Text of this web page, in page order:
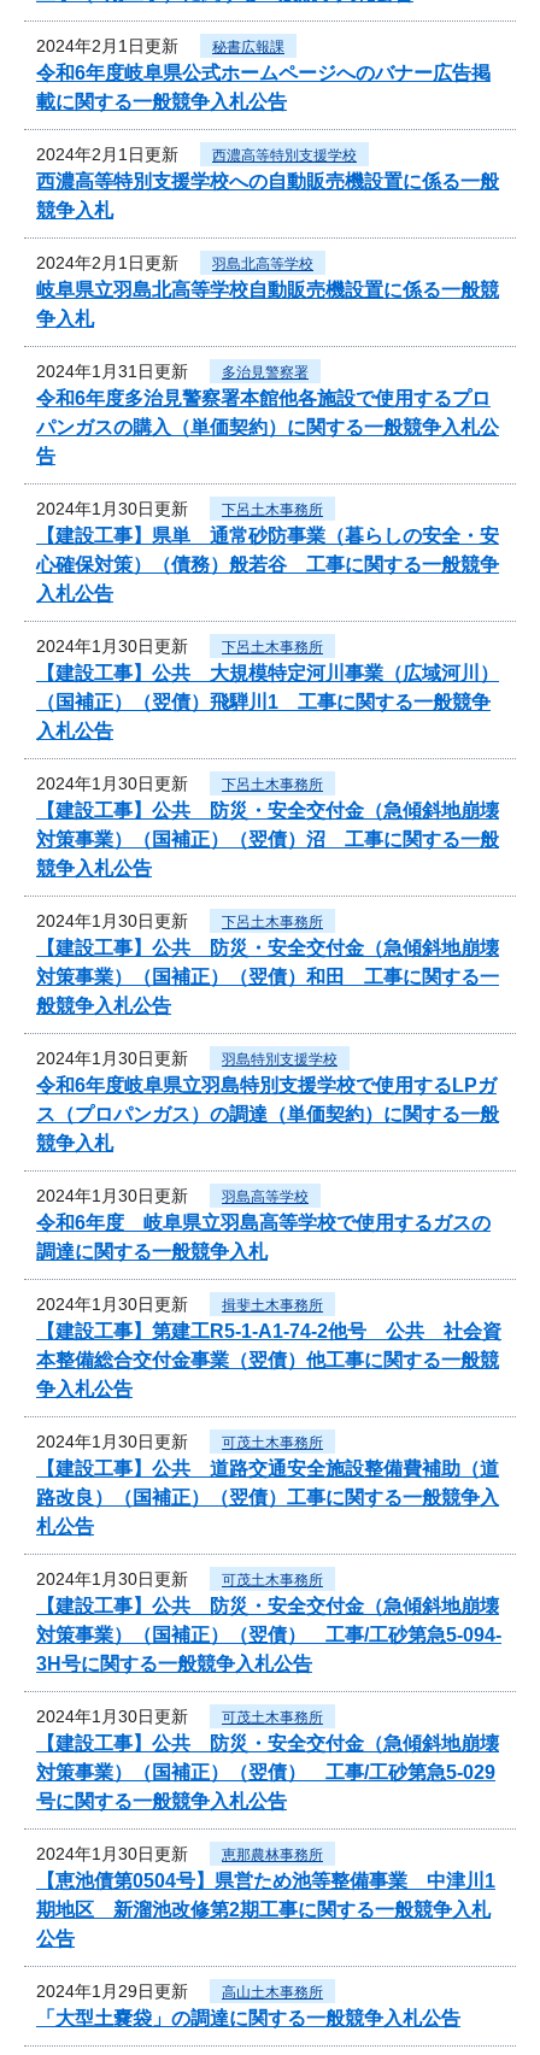
2024年2月1日更新 秘書広報課
令和6年度岐阜県公式ホームページへのバナー広告掲
載に関する一般競争入札公告
2024年2月1日更新 西濃高等特別支援学校
西濃高等特別支援学校への自動販売機設置に係る一般
競争入札
2024年2月1日更新 羽島北高等学校
岐阜県立羽島北高等学校自動販売機設置に係る一般競
争入札
2024年1月31日更新 多治見警察署
令和6年度多治見警察署本館他各施設で使用するプロ
パンガスの購入（単価契約）に関する一般競争入札公
告
2024年1月30日更新 下呂土木事務所
【建設工事】県単 通常砂防事業（暮らしの安全・安
心確保対策）（債務）般若谷 工事に関する一般競争
入札公告
2024年1月30日更新 下呂土木事務所
【建設工事】公共 大規模特定河川事業（広域河川）
（国補正）（翌債）飛騨川1 工事に関する一般競争
入札公告
2024年1月30日更新 下呂土木事務所
【建設工事】公共 防災・安全交付金（急傾斜地崩壊
対策事業）（国補正）（翌債）沼 工事に関する一般
競争入札公告
2024年1月30日更新 下呂土木事務所
【建設工事】公共 防災・安全交付金（急傾斜地崩壊
対策事業）（国補正）（翌債）和田 工事に関する一
般競争入札公告
2024年1月30日更新 羽島特別支援学校
令和6年度岐阜県立羽島特別支援学校で使用するLPガ
ス（プロパンガス）の調達（単価契約）に関する一般
競争入札
2024年1月30日更新 羽島高等学校
令和6年度 岐阜県立羽島高等学校で使用するガスの
調達に関する一般競争入札
2024年1月30日更新 揖斐土木事務所
【建設工事】第建工R5-1-A1-74-2他号 公共 社会資
本整備総合交付金事業（翌債）他工事に関する一般競
争入札公告
2024年1月30日更新 可茂土木事務所
【建設工事】公共 道路交通安全施設整備費補助（道
路改良）（国補正）（翌債）工事に関する一般競争入
札公告
2024年1月30日更新 可茂土木事務所
【建設工事】公共 防災・安全交付金（急傾斜地崩壊
対策事業）（国補正）（翌債） 工事/工砂第急5-094-
3H号に関する一般競争入札公告
2024年1月30日更新 可茂土木事務所
【建設工事】公共 防災・安全交付金（急傾斜地崩壊
対策事業）（国補正）（翌債） 工事/工砂第急5-029
号に関する一般競争入札公告
2024年1月30日更新 恵那農林事務所
【恵池債第0504号】県営ため池等整備事業 中津川1
期地区 新溜池改修第2期工事に関する一般競争入札
公告
2024年1月29日更新 高山土木事務所
「大型土嚢袋」の調達に関する一般競争入札公告